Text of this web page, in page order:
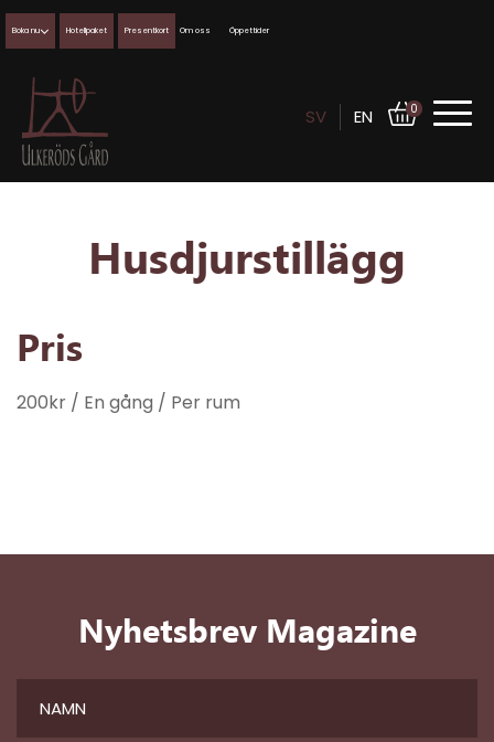
0
Boka nu Hotellpaket Presentkort Om oss Öppettider
SV EN
Husdjurstillägg
Pris
200kr / En gång / Per rum
Nyhetsbrev Magazine